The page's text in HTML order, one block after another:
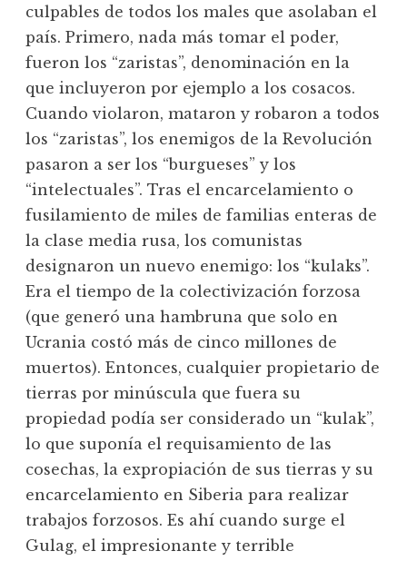
culpables de todos los males que asolaban el
país. Primero, nada más tomar el poder,
fueron los “zaristas”, denominación en la
que incluyeron por ejemplo a los cosacos.
Cuando violaron, mataron y robaron a todos
los “zaristas”, los enemigos de la Revolución
pasaron a ser los “burgueses” y los
“intelectuales”. Tras el encarcelamiento o
fusilamiento de miles de familias enteras de
la clase media rusa, los comunistas
designaron un nuevo enemigo: los “kulaks”.
Era el tiempo de la colectivización forzosa
(que generó una hambruna que solo en
Ucrania costó más de cinco millones de
muertos). Entonces, cualquier propietario de
tierras por minúscula que fuera su
propiedad podía ser considerado un “kulak”,
lo que suponía el requisamiento de las
cosechas, la expropiación de sus tierras y su
encarcelamiento en Siberia para realizar
trabajos forzosos. Es ahí cuando surge el
Gulag, el impresionante y terrible